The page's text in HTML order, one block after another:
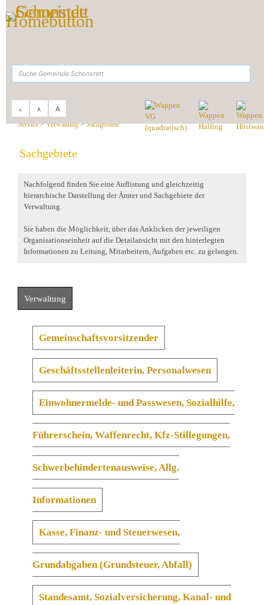
Zum Inhalt, zur Navigation
A A A
Rathaus &
Service>Verwaltung>Sachgebiete
Sachgebiete
Nachfolgend finden Sie eine Auflistung und gleichzeitig
hierarchische Darstellung der Ämter und Sachgebiete der
Verwaltung.
Sie haben die Möglichkeit, über das Anklicken der jeweiligen
Organisationseinheit auf die Detailansicht mit den hinterlegten
Informationen zu Leitung, Mitarbeitern, Aufgaben etc. zu gelangen.
Verwaltung
Gemeinschaftsvorsitzender
Geschäftsstellenleiterin, Personalwesen
Einwohnermelde- und Passwesen, Sozialhilfe,
Führerschein, Waffenrecht, Kfz-Stillegungen,
Schwerbehindertenausweise, Allg.
Informationen
Kasse, Finanz- und Steuerwesen,
Grundabgaben (Grundsteuer, Abfall)
Standesamt, Sozialversicherung, Kanal- und